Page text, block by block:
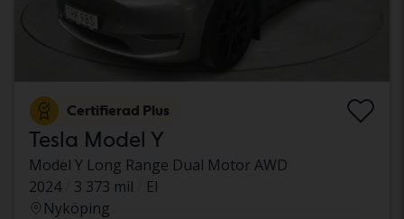
Certifierad Plus
Tesla Model Y
Model Y Long Range Dual Motor AWD
2024
3 373 mil
El
Nyköping